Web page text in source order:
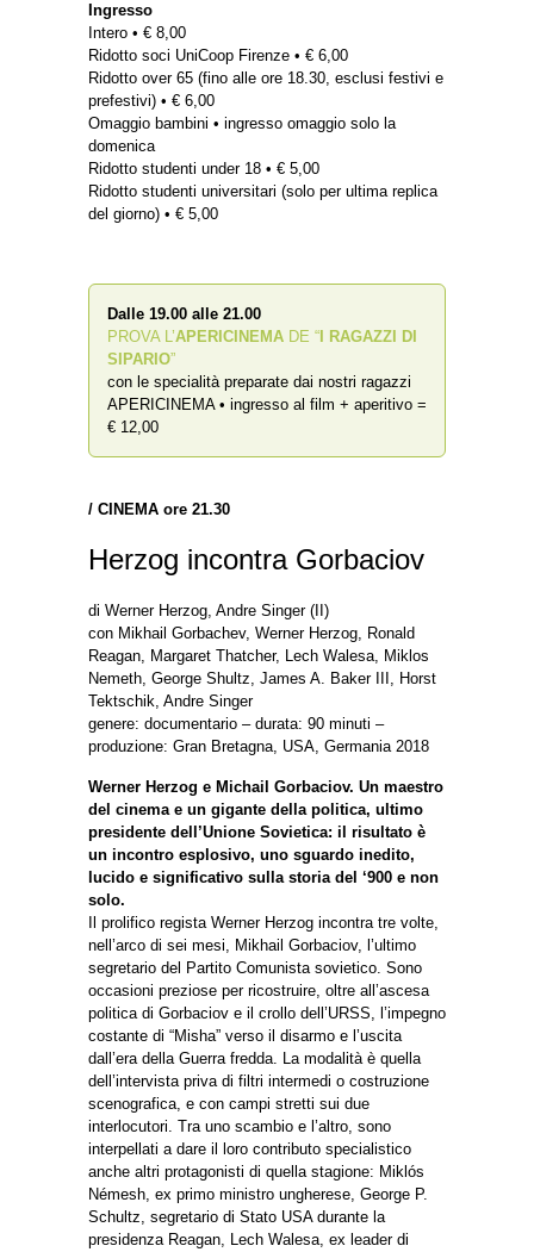
Ingresso
Intero • € 8,00
Ridotto soci UniCoop Firenze • € 6,00
Ridotto over 65 (fino alle ore 18.30, esclusi festivi e
prefestivi) • € 6,00
Omaggio bambini • ingresso omaggio solo la
domenica
Ridotto studenti under 18 • € 5,00
Ridotto studenti universitari (solo per ultima replica
del giorno) • € 5,00
Dalle 19.00 alle 21.00
PROVA L’APERICINEMA DE “ I RAGAZZI DI
SIPARIO”
con le specialità preparate dai nostri ragazzi
APERICINEMA • ingresso al film + aperitivo =
€ 12,00
/ CINEMA ore 21.30
Herzog incontra Gorbaciov
di Werner Herzog, Andre Singer (II)
con Mikhail Gorbachev, Werner Herzog, Ronald
Reagan, Margaret Thatcher, Lech Walesa, Miklos
Nemeth, George Shultz, James A. Baker III, Horst
Tektschik, Andre Singer
genere: documentario – durata: 90 minuti –
produzione: Gran Bretagna, USA, Germania 2018
Werner Herzog e Michail Gorbaciov. Un maestro
del cinema e un gigante della politica, ultimo
presidente dell’Unione Sovietica: il risultato è
un incontro esplosivo, uno sguardo inedito,
lucido e significativo sulla storia del ‘900 e non
solo.
Il prolifico regista Werner Herzog incontra tre volte,
nell’arco di sei mesi, Mikhail Gorbaciov, l’ultimo
segretario del Partito Comunista sovietico. Sono
occasioni preziose per ricostruire, oltre all’ascesa
politica di Gorbaciov e il crollo dell’URSS, l’impegno
costante di “Misha” verso il disarmo e l’uscita
dall’era della Guerra fredda. La modalità è quella
dell’intervista priva di filtri intermedi o costruzione
scenografica, e con campi stretti sui due
interlocutori. Tra uno scambio e l’altro, sono
interpellati a dare il loro contributo specialistico
anche altri protagonisti di quella stagione: Miklós
Némesh, ex primo ministro ungherese, George P.
Schultz, segretario di Stato USA durante la
presidenza Reagan, Lech Walesa, ex leader di